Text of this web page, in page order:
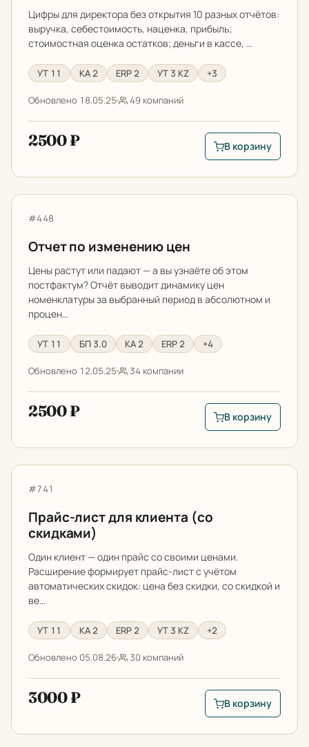
Цифры для директора без открытия 10 разных отчётов:
выручка, себестоимость, наценка, прибыль;
стоимостная оценка остатков; деньги в кассе, …
УТ 11 КА 2 ERP 2 УТ 3 KZ +3
Обновлено 18.05.25 49 компаний
2500 ₽
В корзину:
В корзину
Отчет по изменению цен
Артикул:
#448
Отчет по изменению цен
Цены растут или падают — а вы узнаёте об этом
постфактум? Отчёт выводит динамику цен
номенклатуры за выбранный период в абсолютном и
процен…
УТ 11 БП 3.0 КА 2 ERP 2 +4
Обновлено 12.05.25 34 компании
2500 ₽
В корзину: Отчет
В корзину
Прайс-лист для клиента (со скидками)
Артикул:
#741
Прайс-лист для клиента (со
скидками)
Один клиент — один прайс со своими ценами.
Расширение формирует прайс-лист с учётом
автоматических скидок: цена без скидки, со скидкой и
ве…
УТ 11 КА 2 ERP 2 УТ 3 KZ +2
Обновлено 05.08.26 30 компаний
3000 ₽
В корзину: Прайс-
В корзину